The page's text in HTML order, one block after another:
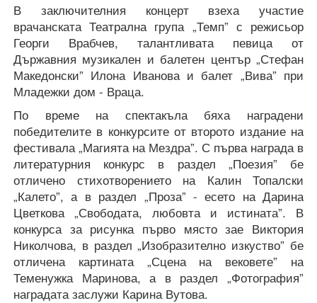
В заключителния концерт взеха участие
врачанската Театрална група „Темп” с режисьор
Георги Врабчев, талантливата певица от
Държавния музикален и балетен център „Стефан
Македонски” Илона Иванова и балет „Вива” при
Младежки дом - Враца.
По време на спектакъла бяха наградени
победителите в конкурсите от второто издание на
фестивала „Магията на Мездра”. С първа награда в
литературния конкурс в раздел „Поезия” бе
отличено стихотворението на Калин Топалски
„Калето”, а в раздел „Проза” - есето на Дарина
Цветкова „Свободата, любовта и истината”. В
конкурса за рисунка първо място зае Виктория
Николчова, в раздел „Изобразително изкуство” бе
отличена картината „Сцена на вековете” на
Теменужка Маринова, а в раздел „Фотография”
наградата заслужи Карина Вутова.